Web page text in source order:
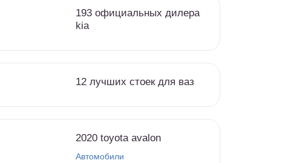
193 официальных дилера
kia
12 лучших стоек для ваз
2020 toyota avalon
Автомобили